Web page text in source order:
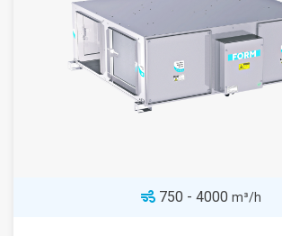
750 - 4000 m³/h